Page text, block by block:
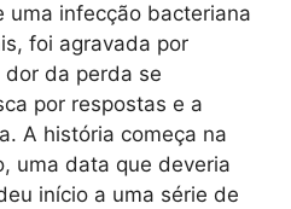
uma infecção bacteriana
foi agravada por
da perda se
por respostas e a
A história começa na
uma data que deveria
início a uma série de